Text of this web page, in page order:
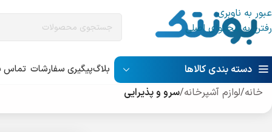
عبور به ناوبری
رفتن به محتوای اصلی
دسته بندی کالاها بلاگپیگیری سفارشات تماس
خانه/لوازم آشپرخانه/سرو و پذیرایی